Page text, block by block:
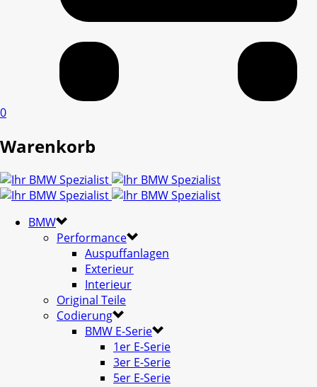
0
Warenkorb
BMW
Performance
Auspuffanlagen
Exterieur
Interieur
Original Teile
Codierung
BMW E-Serie
1er E-Serie
3er E-Serie
5er E-Serie